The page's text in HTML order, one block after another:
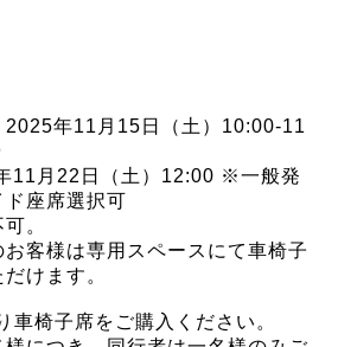
2025年11月15日（土）10:00-11
11月22日（土）12:00 ※一般発
座席選択可
。
客様は専用スペースにて車椅子
けます。
車椅子席をご購入ください。